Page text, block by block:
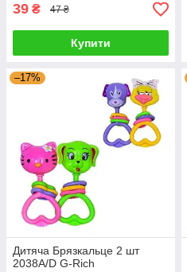
39 ₴ 47 ₴
Купити
–17%
Дитяча Брязкальце 2 шт
2038A/D G-Rich